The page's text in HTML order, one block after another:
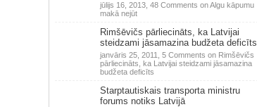
jūlijs 16, 2013, 48 Comments on Algu kāpumu
makā nejūt
Rimšēvičs pārliecināts, ka Latvijai
steidzami jāsamazina budžeta deficīts
janvāris 25, 2011, 5 Comments on Rimšēvičs
pārliecināts, ka Latvijai steidzami jāsamazina
budžeta deficīts
Starptautiskais transporta ministru
forums notiks Latvijā